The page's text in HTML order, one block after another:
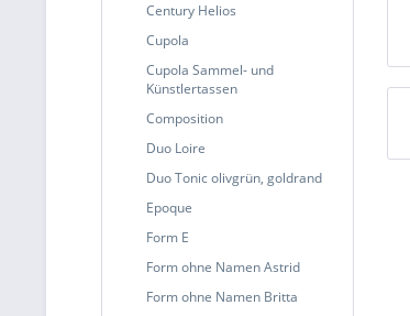
Century Helios
Cupola
Cupola Sammel- und
Künstlertassen
Composition
Duo Loire
Duo Tonic olivgrün, goldrand
Epoque
Form E
Form ohne Namen Astrid
Form ohne Namen Britta